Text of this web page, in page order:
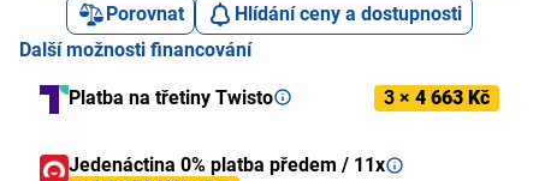
Porovnat
Hlídání ceny a dostupnosti
Další možnosti financování
Platba na třetiny Twisto 3 × 4 663 Kč
Jedenáctina 0% platba předem / 11x